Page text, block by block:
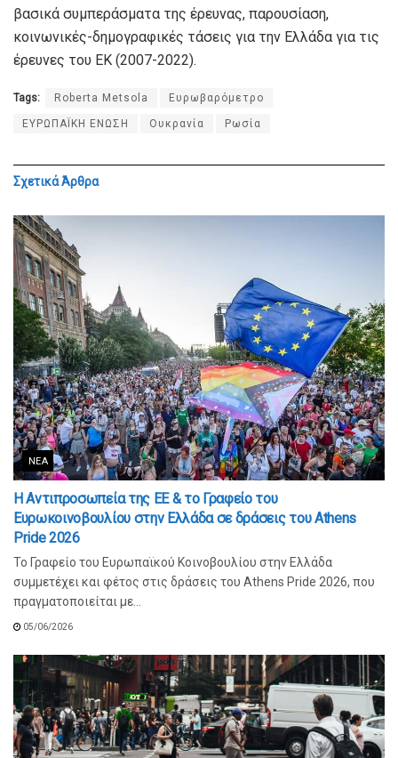
βασικά συμπεράσματα της έρευνας, παρουσίαση,
κοινωνικές-δημογραφικές τάσεις για την Ελλάδα για τις
έρευνες του ΕΚ (2007-2022).
Tags: Roberta Metsola Ευρωβαρόμετρο
ΕΥΡΩΠΑΪΚΗ ΕΝΩΣΗ Ουκρανία Ρωσία
ΣχετικάΆρθρα
ΝΈΑ
Η Αντιπροσωπεία της ΕΕ & το Γραφείο του
Ευρωκοινοβουλίου στην Ελλάδα σε δράσεις του Athens
Pride 2026
Το Γραφείο του Ευρωπαϊκού Κοινοβουλίου στην Ελλάδα
συμμετέχει και φέτος στις δράσεις του Athens Pride 2026, που
πραγματοποιείται με...
05/06/2026